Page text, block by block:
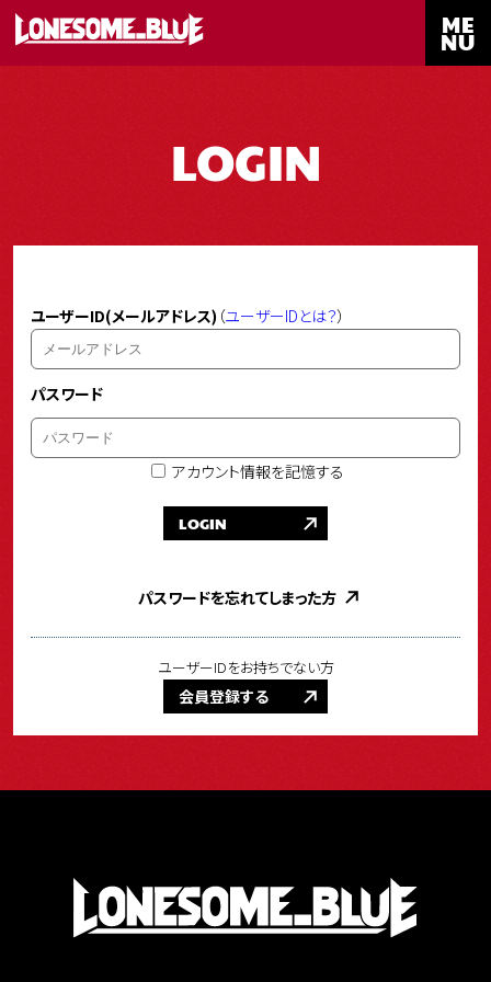
ME
NU
LOGIN
ユーザーID(メールアドレス) （ユーザーIDとは？）
パスワード
アカウント情報を記憶する
LOGIN
パスワードを忘れてしまった方
ユーザーIDをお持ちでない方
会員登録する